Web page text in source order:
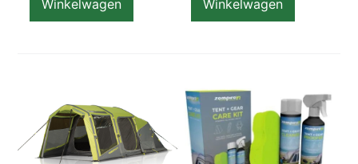
Winkelwagen Winkelwagen